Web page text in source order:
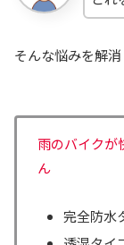
そんな悩みを解消
雨のバイクが
ん
完全防水